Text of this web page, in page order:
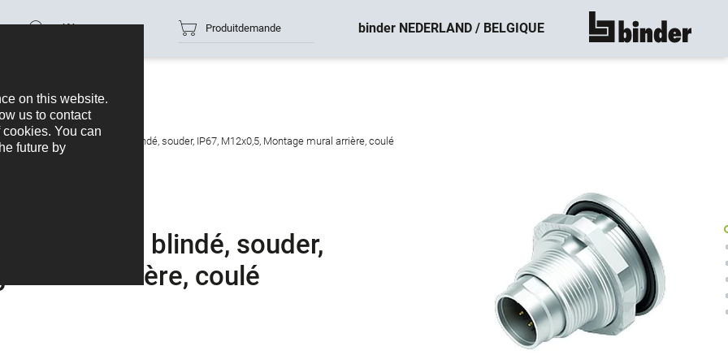
Référence Produitdemande binder NEDERLAND / BELGIQUE montre tout
mâle, Contacts: 8, non blindé, souder, IP67, M12x0,5, Montage mural arrière, coulé
8, non blindé, souder,
mural arrière, coulé